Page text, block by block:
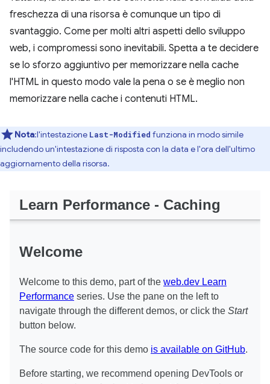
freschezza di una risorsa è comunque un tipo di
svantaggio. Come per molti altri aspetti dello sviluppo
web, i compromessi sono inevitabili. Spetta a te decidere
se lo sforzo aggiuntivo per memorizzare nella cache
l'HTML in questo modo vale la pena o se è meglio non
memorizzare nella cache i contenuti HTML.
Nota:l'intestazione Last-Modified funziona in modo simile
includendo un'intestazione di risposta con la data e l'ora dell'ultimo
aggiornamento della risorsa.